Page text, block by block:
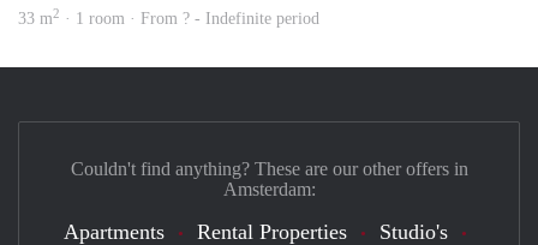
33 m2 · 1 room · From ? - Indefinite period
Couldn't find anything? These are our other offers in
Amsterdam:
Apartments Rental Properties
Studio's